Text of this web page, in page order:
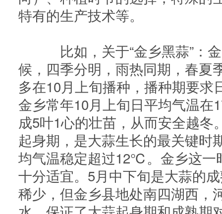
特有的生产技术等。
比如，关于“金乡黑蒜”：
候，四季分明，雨热同期，春夏
多在10月上旬播种，播种期要
金乡常年10月上旬日平均气温
成5叶1心的壮苗，从而安全越
起身期，是大蒜生长的最关键时
均气温稳定超过12℃。金乡这
十分适宜。5月中下旬是大蒜的
稀少，但金乡县地处南四湖西，